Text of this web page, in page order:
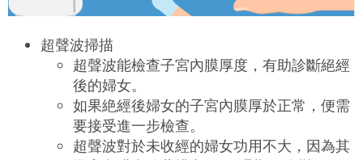
超聲波掃描
超聲波能檢查子宮內膜厚度，有助診斷絕經
後的婦女。
如果絶經後婦女的子宮內膜厚於正常，便需
要接受進一步檢查。
超聲波對於未收經的婦女功用不大，因為其